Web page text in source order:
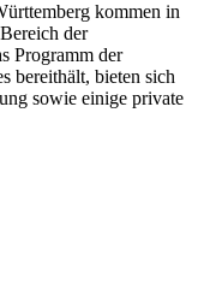
kommen in
der
Programm der
bereithält, bieten sich
sowie einige private